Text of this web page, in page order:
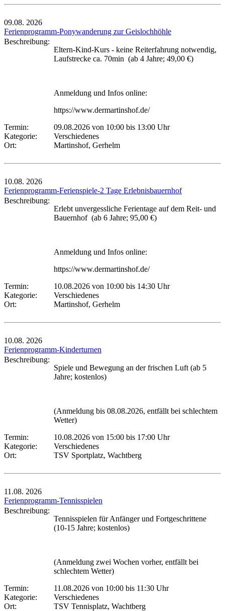
09.08. 2026
Ferienprogramm-Ponywanderung zur Geislochhöhle
Beschreibung:
Eltern-Kind-Kurs - keine Reiterfahrung notwendig,
Laufstrecke ca. 70min (ab 4 Jahre; 49,00 €)
Anmeldung und Infos online:
https://www.dermartinshof.de/
Termin:
09.08.2026 von 10:00 bis 13:00 Uhr
Kategorie:
Verschiedenes
Ort:
Martinshof, Gerhelm
10.08. 2026
Ferienprogramm-Ferienspiele-2 Tage Erlebnisbauernhof
Beschreibung:
Erlebt unvergessliche Ferientage auf dem Reit- und
Bauernhof (ab 6 Jahre; 95,00 €)
Anmeldung und Infos online:
https://www.dermartinshof.de/
Termin:
10.08.2026 von 10:00 bis 14:30 Uhr
Kategorie:
Verschiedenes
Ort:
Martinshof, Gerhelm
10.08. 2026
Ferienprogramm-Kinderturnen
Beschreibung:
Spiele und Bewegung an der frischen Luft (ab 5
Jahre; kostenlos)
(Anmeldung bis 08.08.2026, entfällt bei schlechtem
Wetter)
Termin:
10.08.2026 von 15:00 bis 17:00 Uhr
Kategorie:
Verschiedenes
Ort:
TSV Sportplatz, Wachtberg
11.08. 2026
Ferienprogramm-Tennisspielen
Beschreibung:
Tennisspielen für Anfänger und Fortgeschrittene
(10-15 Jahre; kostenlos)
(Anmeldung zwei Wochen vorher, entfällt bei
schlechtem Wetter)
Termin:
11.08.2026 von 10:00 bis 11:30 Uhr
Kategorie:
Verschiedenes
Ort:
TSV Tennisplatz, Wachtberg